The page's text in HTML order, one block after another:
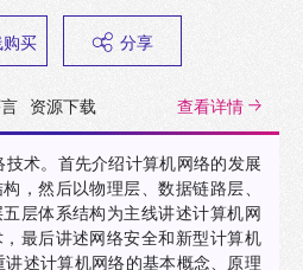
买 分享
资源下载 查看详情
术。首先介绍计算机网络的发展
，然后以物理层、数据链路层、
层体系结构为主线讲述计算机网
最后讲述网络安全和新型计算机
述计算机网络的基本概念、原理